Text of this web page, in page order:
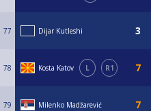
77 Dijar Kutleshi
78 Kosta Katov L R1
79 Milenko Madžarević